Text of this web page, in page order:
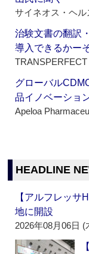
サイネオス・ヘ
治験文書の翻訳
導入できるかー
グローバル
品イノベーショ
Apeloa
HEADLINE
【アルフレッサ
地に開設
2026年08月06日 (